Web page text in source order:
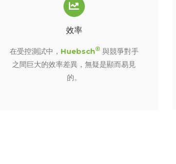
效率
在受控測試中， Huebsch® 與競爭對手
之間巨大的效率差異，無疑是顯而易見
的。